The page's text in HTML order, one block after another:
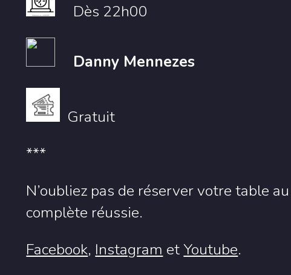
Dès 22h00
Danny Mennezes
Gratuit
***
N’oubliez pas de réserver votre table au
complète réussie.
Facebook, Instagram et Youtube.